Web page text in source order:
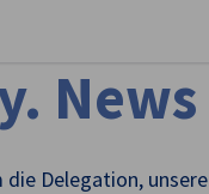
News
die Delegation,